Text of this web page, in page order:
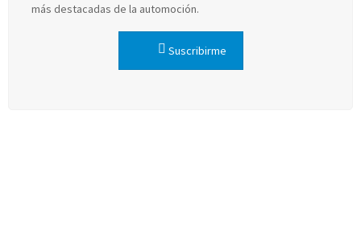
más destacadas de la automoción.
Suscribirme